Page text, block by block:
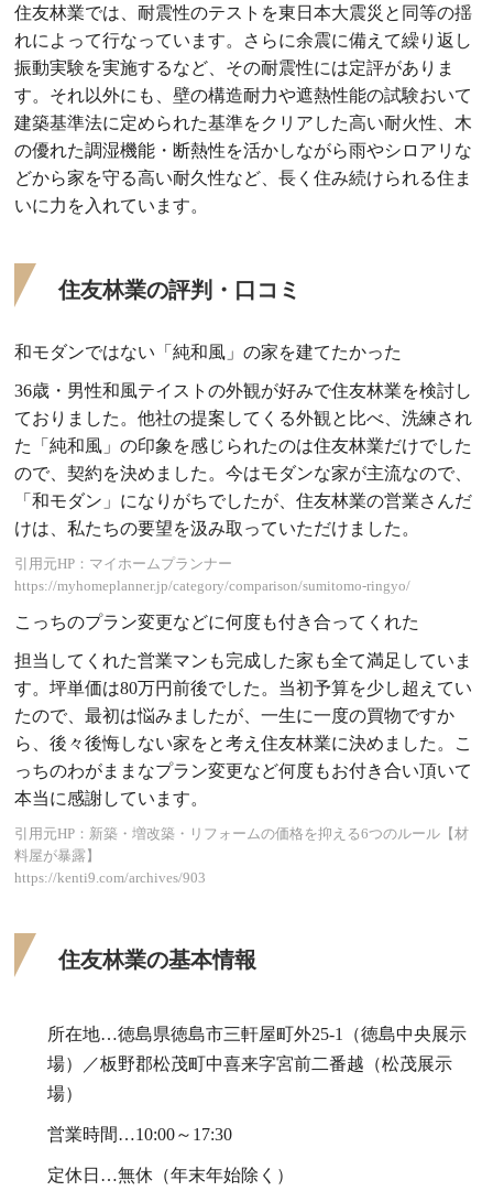
住友林業では、耐震性のテストを東日本大震災と同等の揺
れによって行なっています。さらに余震に備えて繰り返し
振動実験を実施するなど、その耐震性には定評がありま
す。それ以外にも、壁の構造耐力や遮熱性能の試験おいて
建築基準法に定められた基準をクリアした高い耐火性、木
の優れた調湿機能・断熱性を活かしながら雨やシロアリな
どから家を守る高い耐久性など、長く住み続けられる住ま
いに力を入れています。
住友林業の評判・口コミ
和モダンではない「純和風」の家を建てたかった
36歳・男性和風テイストの外観が好みで住友林業を検討し
ておりました。他社の提案してくる外観と比べ、洗練され
た「純和風」の印象を感じられたのは住友林業だけでした
ので、契約を決めました。今はモダンな家が主流なので、
「和モダン」になりがちでしたが、住友林業の営業さんだ
けは、私たちの要望を汲み取っていただけました。
引用元HP：マイホームプランナー
https://myhomeplanner.jp/category/comparison/sumitomo-ringyo/
こっちのプラン変更などに何度も付き合ってくれた
担当してくれた営業マンも完成した家も全て満足していま
す。坪単価は80万円前後でした。当初予算を少し超えてい
たので、最初は悩みましたが、一生に一度の買物ですか
ら、後々後悔しない家をと考え住友林業に決めました。こ
っちのわがままなプラン変更など何度もお付き合い頂いて
本当に感謝しています。
引用元HP：新築・増改築・リフォームの価格を抑える6つのルール【材
料屋が暴露】
https://kenti9.com/archives/903
住友林業の基本情報
所在地…徳島県徳島市三軒屋町外25-1（徳島中央展示
場）／板野郡松茂町中喜来字宮前二番越（松茂展示
場）
営業時間…10:00～17:30
定休日…無休（年末年始除く）